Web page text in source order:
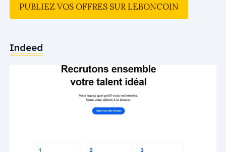
PUBLIEZ VOS OFFRES SUR LEBONCOIN
Indeed